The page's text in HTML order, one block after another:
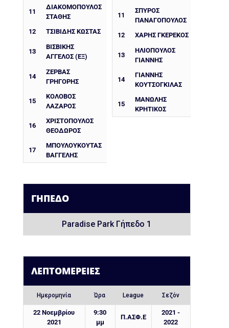
11
ΔΙΑΚΟΜΟΠΟΥΛΟΣ
ΣΤΑΘΗΣ
12
ΤΣΙΒΙΔΗΣ ΚΩΣΤΑΣ
13
ΒΙΣΒΙΚΗΣ
ΑΓΓΕΛΟΣ (ΕΞ)
14
ΖΕΡΒΑΣ
ΓΡΗΓΟΡΗΣ
15
ΚΟΛΟΒΟΣ
ΛΑΖΑΡΟΣ
16
ΧΡΙΣΤΌΠΟΥΛΟΣ
ΘΕΌΔΩΡΟΣ
17
ΜΠΟΥΛΟΥΚΟΥΤΑΣ
ΒΑΓΓΕΛΗΣ
11
ΣΠΎΡΟΣ
ΠΑΝΑΓΌΠΟΥΛΟΣ
12
ΧΆΡΗΣ ΓΚΕΡΈΚΟΣ
13
ΗΛΙΟΠΟΥΛΟΣ
ΓΙΑΝΝΗΣ
14
ΓΙΑΝΝΗΣ
ΚΟΥΤΣΟΓΚΙΛΑΣ
15
ΜΑΝΩΛΗΣ
ΚΡΗΤΙΚΟΣ
ΓΉΠΕΔΟ
Paradise Park Γήπεδο 1
ΛΕΠΤΟΜΈΡΕΙΕΣ
Ημερομηνία Ώρα League Σεζόν
22 Νοεμβρίου
2021
9:30
μμ
Π.ΑΣΦ.Ε
2021 -
2022